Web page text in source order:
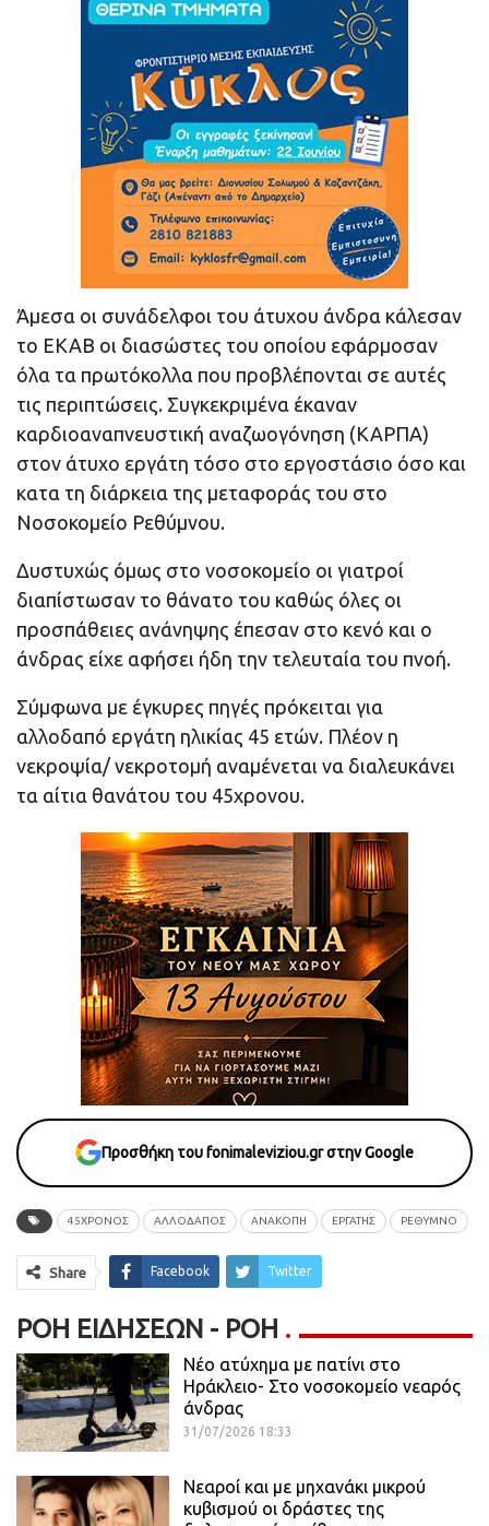
Άμεσα οι συνάδελφοι του άτυχου άνδρα κάλεσαν
το ΕΚΑΒ οι διασώστες του οποίου εφάρμοσαν
όλα τα πρωτόκολλα που προβλέπονται σε αυτές
τις περιπτώσεις. Συγκεκριμένα έκαναν
καρδιοαναπνευστική αναζωογόνηση (ΚΑΡΠΑ)
στον άτυχο εργάτη τόσο στο εργοστάσιο όσο και
κατα τη διάρκεια της μεταφοράς του στο
Νοσοκομείο Ρεθύμνου.
Δυστυχώς όμως στο νοσοκομείο οι γιατροί
διαπίστωσαν το θάνατο του καθώς όλες οι
προσπάθειες ανάνηψης έπεσαν στο κενό και ο
άνδρας είχε αφήσει ήδη την τελευταία του πνοή.
Σύμφωνα με έγκυρες πηγές πρόκειται για
αλλοδαπό εργάτη ηλικίας 45 ετών. Πλέον η
νεκροψία/ νεκροτομή αναμένεται να διαλευκάνει
τα αίτια θανάτου του 45χρονου.
Προσθήκη του fonimaleviziou.gr στην Google
45ΧΡΟΝΟΣ ΑΛΛΟΔΑΠΟΣ ΑΝΑΚΟΠΗ ΕΡΓΑΤΗΣ ΡΕΘΥΜΝΟ
Share Facebook Twitter
ΡΟΉ ΕΙΔΉΣΕΩΝ - ΡΟΗ
Νέο ατύχημα με πατίνι στο
Ηράκλειο- Στο νοσοκομείο νεαρός
άνδρας
31/07/2026 18:33
Νεαροί και με μηχανάκι μικρού
κυβισμού οι δράστες της